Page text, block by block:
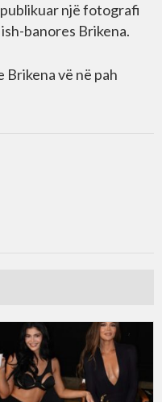
një fotografi
banores Brikena.
vë në pah